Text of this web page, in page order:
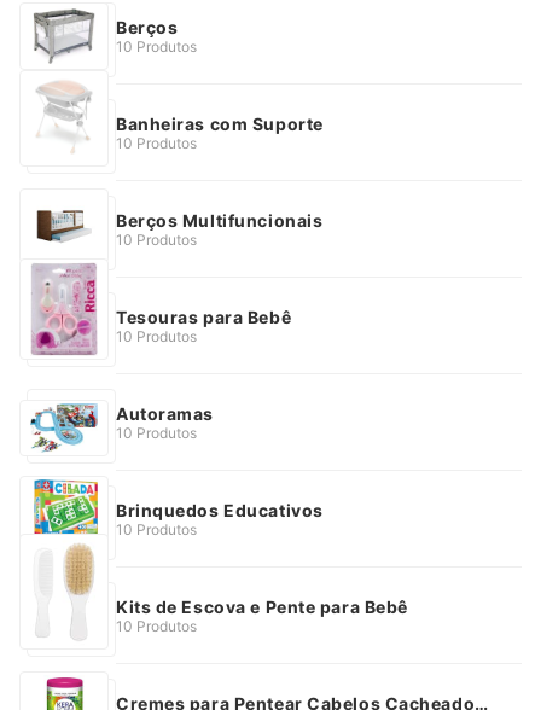
Berços
10 Produtos
Banheiras com Suporte
10 Produtos
Berços Multifuncionais
10 Produtos
Tesouras para Bebê
10 Produtos
Autoramas
10 Produtos
Brinquedos Educativos
10 Produtos
Kits de Escova e Pente para Bebê
10 Produtos
Cremes para Pentear Cabelos Cacheados